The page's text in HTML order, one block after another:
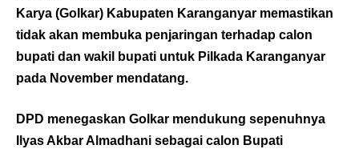
Karya (Golkar) Kabupaten Karanganyar memastikan
tidak akan membuka penjaringan terhadap calon
bupati dan wakil bupati untuk Pilkada Karanganyar
pada November mendatang.
DPD menegaskan Golkar mendukung sepenuhnya
Ilyas Akbar Almadhani sebagai calon Bupati